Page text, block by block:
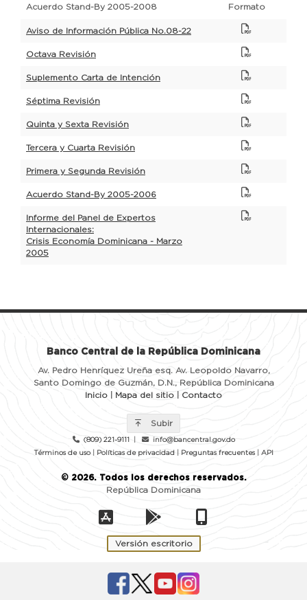
Acuerdo Stand-By 2005-2008 Formato
Aviso de Información Pública No.08-22
Octava Revisión
Suplemento Carta de Intención
Séptima Revisión
Quinta y Sexta Revisión
Tercera y Cuarta Revisión
Primera y Segunda Revisión
Acuerdo Stand-By 2005-2006
Informe del Panel de Expertos
Internacionales:
Crisis Economía Dominicana - Marzo
2005
Banco Central de la República Dominicana
Av. Pedro Henríquez Ureña esq. Av. Leopoldo Navarro,
Santo Domingo de Guzmán, D.N., República Dominicana
Inicio
Mapa del sitio Contacto
Subir
(809) 221-9111
info@bancentral.gov.do
Términos de uso| Políticas de privacidad Preguntas frecuentes| API
© 2026. Todos los derechos reservados.
República Dominicana
Versión escritorio